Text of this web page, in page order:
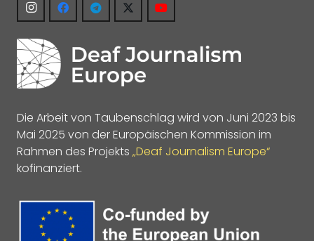
Die Arbeit von Taubenschlag wird von Juni 2023 bis
Mai 2025 von der Europäischen Kommission im
Rahmen des Projekts „Deaf Journalism Europe“
kofinanziert.